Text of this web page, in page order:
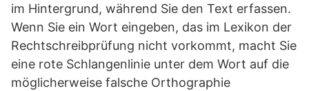
im Hintergrund, während Sie den Text erfassen.
Wenn Sie ein Wort eingeben, das im Lexikon der
Rechtschreibprüfung nicht vorkommt, macht Sie
eine rote Schlangenlinie unter dem Wort auf die
möglicherweise falsche Orthographie